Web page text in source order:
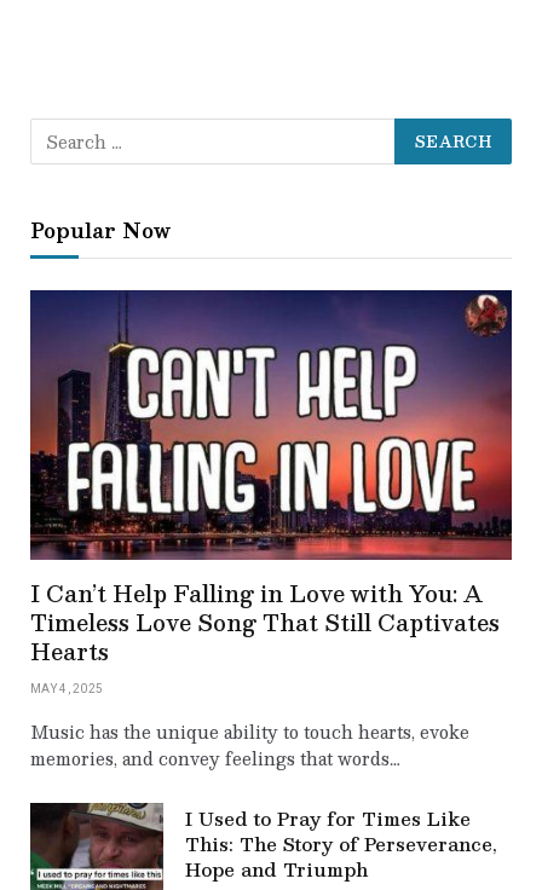
Popular Now
I Can’t Help Falling in Love with You: A
Timeless Love Song That Still Captivates
Hearts
MAY 4, 2025
Music has the unique ability to touch hearts, evoke
memories, and convey feelings that words…
I Used to Pray for Times Like
This: The Story of Perseverance,
Hope and Triumph